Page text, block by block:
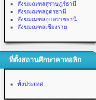
สังฆมณฑลสุราษฎร์ธานี
สังฆมณฑลอุดรธานี
สังฆมณฑลอุบลราชธานี
สังฆมณฑลเชียงราย
ที่ตั้งสถานศึกษาคาทอลิก
ทั้งประเทศ